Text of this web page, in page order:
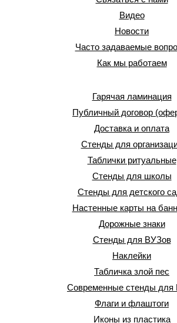
Видео
Новости
Часто задаваемые
Как мы работаем
Гарячая ламинация
Публичный договор
Доставка и оплата
Стенды для
Таблички ритуальные
Стенды для школы
Стенды для детского
Настенные карты на
Дорожные знаки
Стенды для ВУЗов
Наклейки
Табличка злой пес
Современные стенды
Флаги и флаштоги
Иконы из пластика